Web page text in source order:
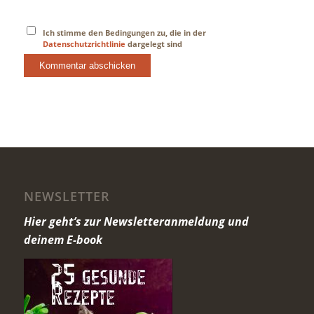
Ich stimme den Bedingungen zu, die in der
Datenschutzrichtlinie dargelegt sind
NEWSLETTER
Hier geht’s zur Newsletteranmeldung und
deinem E-book